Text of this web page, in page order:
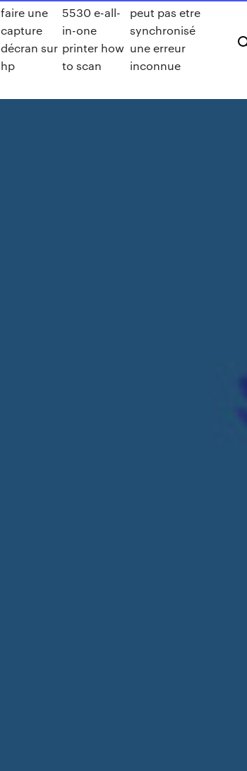
faire une
capture
décran sur
hp
5530 e-all-
in-one
printer how
to scan
peut pas etre
synchronisé
une erreur
inconnue